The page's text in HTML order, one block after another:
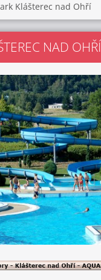
Klášterec nad Ohří
NAD OHŘÍ